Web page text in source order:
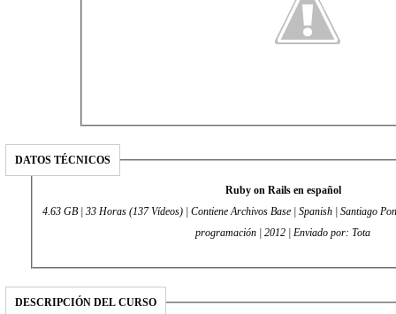
DATOS TÉCNICOS
Ruby on Rails en español
4.63 GB | 33 Horas (137 Vídeos) | Contiene Archivos Base | Spanish | Santiago Ponce | Desarrollo /
programación | 2012 | Enviado por: Tota
DESCRIPCIÓN DEL CURSO